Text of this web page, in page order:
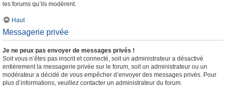
les forums qu’ils modèrent.
Haut
Messagerie privée
Je ne peux pas envoyer de messages privés !
Soit vous n’êtes pas inscrit et connecté, soit un administrateur a désactivé
entièrement la messagerie privée sur le forum, soit un administrateur ou un
modérateur a décidé de vous empêcher d’envoyer des messages privés. Pour
plus d’informations, veuillez contacter un administrateur du forum.